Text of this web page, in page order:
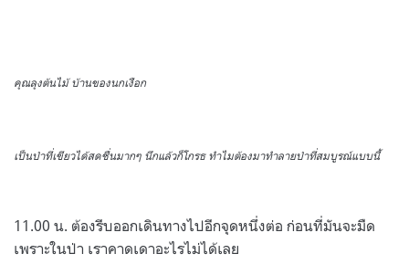
คุณลุงต้นไม้ บ้านของนกเงือก
เป็นป่าที่เขียวได้สดชื่นมากๆ นึกแล้วก็โกรธ ทำไมต้องมาทำลายป่าที่สมบูรณ์แบบนี้
11.00 น. ต้องรีบออกเดินทางไปอีกจุดหนึ่งต่อ ก่อนที่มันจะมืด
เพราะในป่า เราคาดเดาอะไรไม่ได้เลย